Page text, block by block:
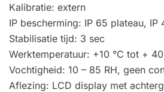
Kalibratie: extern
IP bescherming: IP 65 plateau, IP
Stabilisatie tijd: 3 sec
Werktemperatuur: +10 °C tot + 40
Vochtigheid: 10 – 85 RH, geen
Aflezing: LCD display met